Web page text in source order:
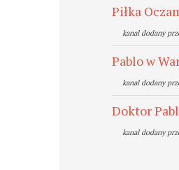
Piłka
kanal dodany
Pablo w
kanal dodany
Doktor
kanal dodany